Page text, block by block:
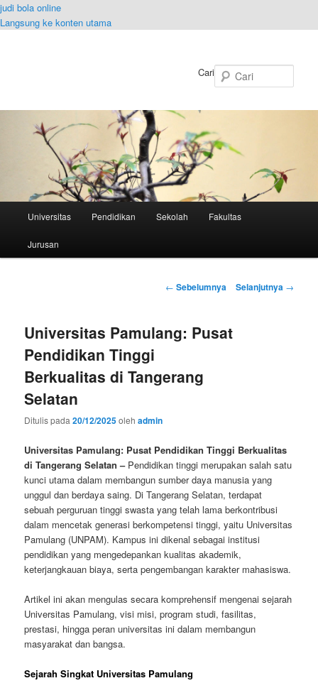
judi bola online
Langsung ke konten utama
Cari
Universitas Pendidikan Sekolah Fakultas
Jurusan
Navigasi
← Sebelumnya Selanjutnya →
Universitas Pamulang: Pusat
Pendidikan Tinggi
Berkualitas di Tangerang
Selatan
Ditulis pada20/12/2025olehadmin
Universitas Pamulang: Pusat Pendidikan Tinggi Berkualitas
di Tangerang Selatan – Pendidikan tinggi merupakan salah satu
kunci utama dalam membangun sumber daya manusia yang
unggul dan berdaya saing. Di Tangerang Selatan, terdapat
sebuah perguruan tinggi swasta yang telah lama berkontribusi
dalam mencetak generasi berkompetensi tinggi, yaitu Universitas
Pamulang (UNPAM). Kampus ini dikenal sebagai institusi
pendidikan yang mengedepankan kualitas akademik,
keterjangkauan biaya, serta pengembangan karakter mahasiswa.
Artikel ini akan mengulas secara komprehensif mengenai sejarah
Universitas Pamulang, visi misi, program studi, fasilitas,
prestasi, hingga peran universitas ini dalam membangun
masyarakat dan bangsa.
Sejarah Singkat Universitas Pamulang